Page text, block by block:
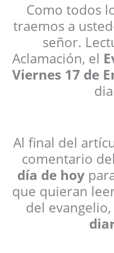
Como todos
traemos a
señor.
Aclamación, el
Viernes 17 de
Al final del
comentario del
día de hoy
que quieran
del evangelio,